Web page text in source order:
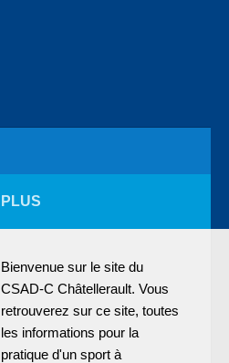
PLUS
Bienvenue sur le site du
CSAD-C Châtellerault. Vous
retrouverez sur ce site, toutes
les informations pour la
pratique d'un sport à